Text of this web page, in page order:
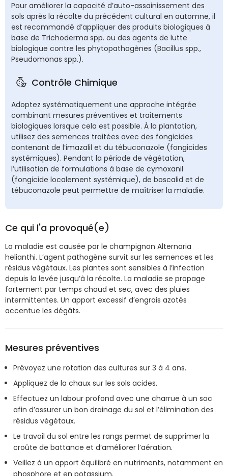
Pour améliorer la capacité d’auto-assainissement des
sols après la récolte du précédent cultural en automne, il
est recommandé d’appliquer des produits biologiques à
base de Trichoderma spp. ou des agents de lutte
biologique contre les phytopathogènes (Bacillus spp.,
Pseudomonas spp.).
Contrôle Chimique
Adoptez systématiquement une approche intégrée
combinant mesures préventives et traitements
biologiques lorsque cela est possible. À la plantation,
utilisez des semences traitées avec des fongicides
contenant de l’imazalil et du tébuconazole (fongicides
systémiques). Pendant la période de végétation,
l’utilisation de formulations à base de cymoxanil
(fongicide localement systémique), de boscalid et de
tébuconazole peut permettre de maîtriser la maladie.
Ce qui l'a provoqué(e)
La maladie est causée par le champignon Alternaria
helianthi. L’agent pathogène survit sur les semences et les
résidus végétaux. Les plantes sont sensibles à l’infection
depuis la levée jusqu’à la récolte. La maladie se propage
fortement par temps chaud et sec, avec des pluies
intermittentes. Un apport excessif d’engrais azotés
accentue les dégâts.
Mesures préventives
Prévoyez une rotation des cultures sur 3 à 4 ans.
Appliquez de la chaux sur les sols acides.
Effectuez un labour profond avec une charrue à un soc
afin d’assurer un bon drainage du sol et l’élimination des
résidus végétaux.
Le travail du sol entre les rangs permet de supprimer la
croûte de battance et d’améliorer l’aération.
Veillez à un apport équilibré en nutriments, notamment en